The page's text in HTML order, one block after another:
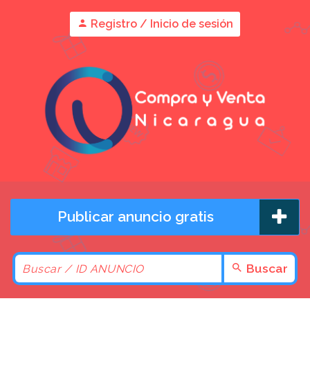
Registro / Inicio de sesión
Publicar anuncio gratis
Buscar